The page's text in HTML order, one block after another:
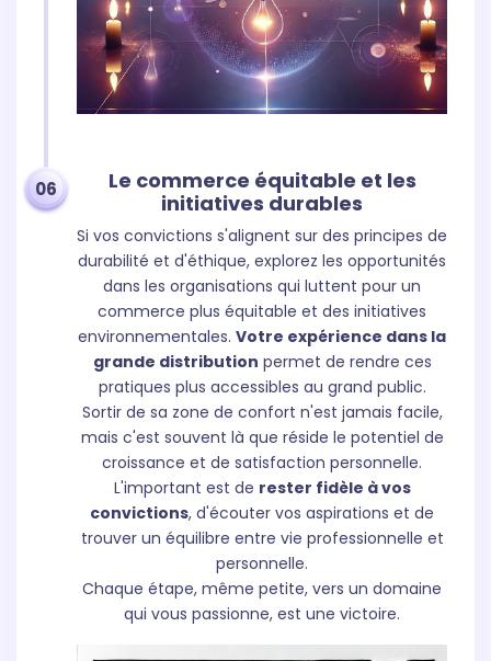
Le commerce équitable et les
initiatives durables
Si vos convictions s'alignent sur des principes de
durabilité et d'éthique, explorez les opportunités
dans les organisations qui luttent pour un
commerce plus équitable et des initiatives
environnementales. Votre expérience dans la
grande distribution permet de rendre ces
pratiques plus accessibles au grand public.
Sortir de sa zone de confort n'est jamais facile,
mais c'est souvent là que réside le potentiel de
croissance et de satisfaction personnelle.
L'important est de rester fidèle à vos
convictions, d'écouter vos aspirations et de
trouver un équilibre entre vie professionnelle et
personnelle.
Chaque étape, même petite, vers un domaine
qui vous passionne, est une victoire.
06